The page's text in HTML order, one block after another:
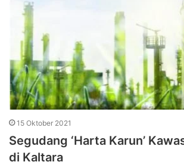
15 Oktober 2021
Segudang ‘Harta Karun’
di Kaltara